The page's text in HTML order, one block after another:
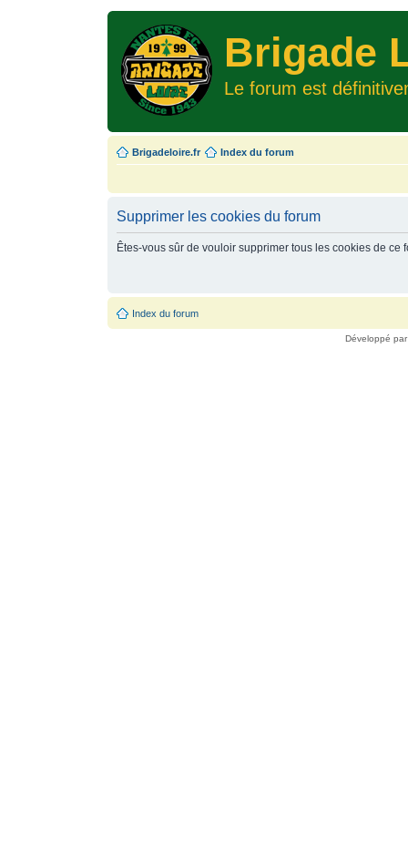
Brigade
Le forum est
Brigadeloire.fr Index du forum
Supprimer les cookies du forum
Êtes-vous sûr de vouloir supprimer tous les cookies de ce
Index du forum
Développé